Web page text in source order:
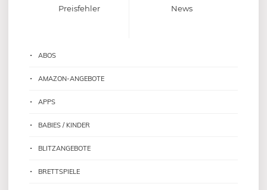
Preisfehler News
ABOS
AMAZON-ANGEBOTE
APPS
BABIES / KINDER
BLITZANGEBOTE
BRETTSPIELE